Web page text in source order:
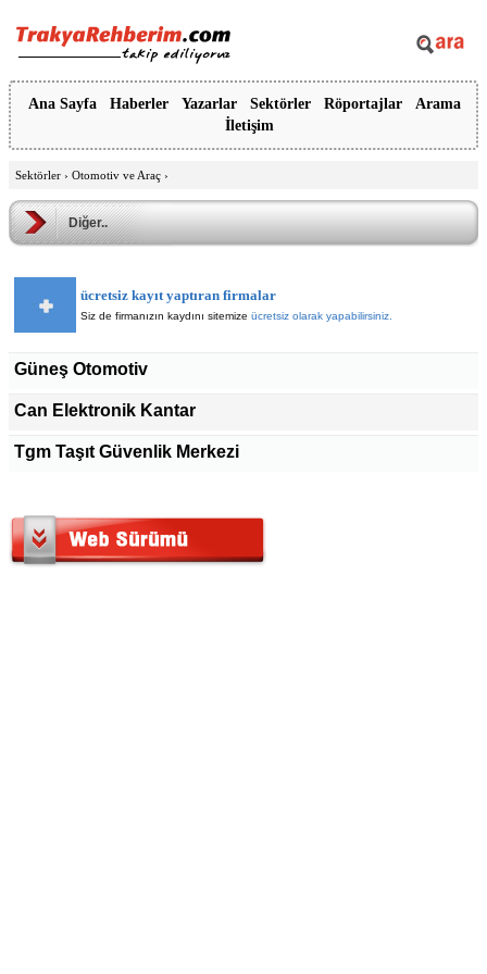
Ana Sayfa Haberler Yazarlar Sektörler Röportajlar
Arama
İletişim
Sektörler › Otomotiv ve Araç ›
Diğer..
ücretsiz kayıt yaptıran firmalar
Siz de firmanızın kaydını sitemize ücretsiz olarak yapabilirsiniz.
Güneş Otomotiv
Can Elektronik Kantar
Tgm Taşıt Güvenlik Merkezi